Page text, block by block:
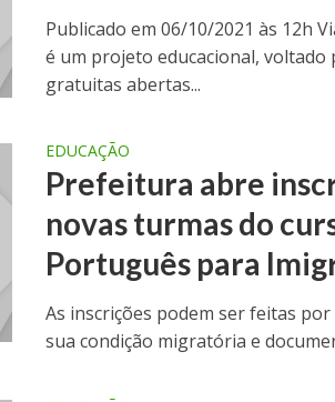
Publicado em 06/10/2021 às 12h
é um projeto educacional, voltado
gratuitas abertas...
EDUCAÇÃO
Prefeitura abre
novas turmas do
Português para
As inscrições podem ser feitas
sua condição migratória e